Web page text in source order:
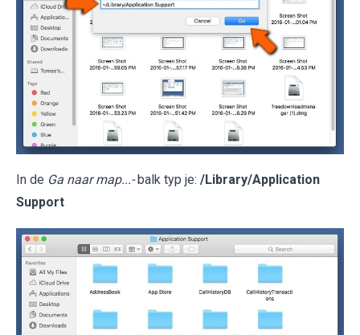
In de Ga naar map...- balk typ je: /Library/Application
Support